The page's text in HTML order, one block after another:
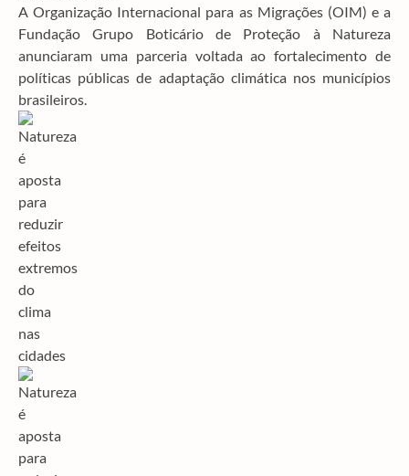
A Organização Internacional para as Migrações (OIM) e a
Fundação Grupo Boticário de Proteção à Natureza
anunciaram uma parceria voltada ao fortalecimento de
políticas públicas de adaptação climática nos municípios
brasileiros.